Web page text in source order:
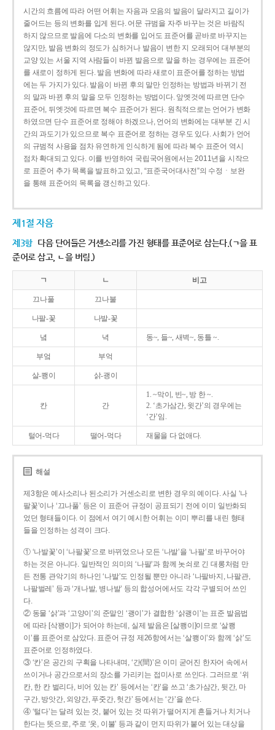
시간의 흐름에 따라 어떤 어휘는 자음과 모음의 발음이 달라지고 길이가
줄어드는 등의 변화를 입게 된다. 어문 규범을 자주 바꾸는 것은 바람직
하지 않으므로 발음에 다소의 변화를 입어도 표준어를 곧바로 바꾸지는
않지만, 발음 변화의 정도가 심하거나 발음이 변한 지 오래되어 대부분의
교양 있는 서울 지역 사람들이 바뀐 발음으로 말을 하는 경우에는 표준어
를 새로이 정하게 된다. 발음 변화에 따라 새로이 표준어를 정하는 방법
에는 두 가지가 있다. 발음이 바뀐 후의 말만 인정하는 방법과 바뀌기 전
의 말과 바뀐 후의 말을 모두 인정하는 방법이다. 앞엣것에 따르면 단수
표준어, 뒤엣것에 따르면 복수 표준어가 된다. 원칙적으로는 언어가 변화
하였으면 단수 표준어로 정해야 하겠으나, 언어의 변화에는 대부분 긴 시
간의 과도기가 있으므로 복수 표준어로 정하는 경우도 있다. 사회가 언어
의 규범적 사용을 점차 유연하게 인식하게 됨에 따라 복수 표준어 역시
점차 확대되고 있다. 이를 반영하여 국립국어원에서는 2011년을 시작으
로 표준어 추가 목록을 발표하고 있고, “표준국어대사전”의 수정ㆍ보완
을 통해 표준어의 목록을 갱신하고 있다.
제1절 자음
제3항 다음 단어들은 거센소리를 가진 형태를 표준어로 삼는다.(ㄱ을 표
준어로 삼고, ㄴ을 버림.)
ㄱ ㄴ 비고
끄나풀 끄나불
나팔-꽃 나발-꽃
녘 녁 동~, 들~, 새벽~, 동틀 ~.
부엌 부억
살-쾡이 삵-괭이
칸 간
1. ~막이, 빈~, 방 한 ~.
2. ‘초가삼간, 윗간’의 경우에는
‘간’임.
털어-먹다 떨어-먹다 재물을 다 없애다.
해설
제3항은 예사소리나 된소리가 거센소리로 변한 경우의 예이다. 사실 ‘나
팔꽃’이나 ‘끄나풀’ 등은 이 표준어 규정이 공표되기 전에 이미 일반화되
었던 형태들이다. 이 점에서 여기 예시한 어휘는 이미 뿌리를 내린 형태
들을 인정하는 성격이 크다.
① ‘나발꽃’이 ‘나팔꽃’으로 바뀌었으나 모든 ‘나발’을 ‘나팔’로 바꾸어야
하는 것은 아니다. 일반적인 의미의 ‘나팔’과 함께 놋쇠로 긴 대롱처럼 만
든 전통 관악기의 하나인 ‘나발’도 인정될 뿐만 아니라 ‘나팔바지, 나팔관,
나팔벌레’ 등과 ‘개나발, 병나발’ 등의 합성어에서도 각각 구별되어 쓰인
다.
② 동물 ‘삵’과 ‘고양이’의 준말인 ‘괭이’가 결합한 ‘삵괭이’는 표준 발음법
에 따라 [삭꽹이]가 되어야 하는데, 실제 발음은 [살쾡이]이므로 ‘살쾡
이’를 표준어로 삼았다. 표준어 규정 제26항에서는 ‘살쾡이’와 함께 ‘삵’도
표준어로 인정하였다.
③ ‘칸’은 공간의 구획을 나타내며, ‘간(間)’은 이미 굳어진 한자어 속에서
쓰이거나 공간으로서의 장소를 가리키는 접미사로 쓰인다. 그러므로 ‘위
칸, 한 칸 벌리다, 비어 있는 칸’ 등에서는 ‘칸’을 쓰고 ‘초가삼간, 뒷간, 마
구간, 방앗간, 외양간, 푸줏간, 헛간’ 등에서는 ‘간’을 쓴다.
④ ‘털다’는 달려 있는 것, 붙어 있는 것 따위가 떨어지게 흔들거나 치거나
한다는 뜻으로, 주로 ‘옷, 이불’ 등과 같이 먼지 따위가 붙어 있는 대상을